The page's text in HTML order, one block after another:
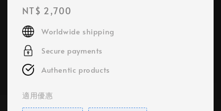
Regular
price
NT$ 2,700
Worldwide shipping
Secure payments
Authentic products
適用優惠